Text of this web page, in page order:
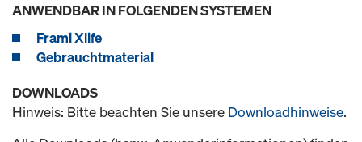
ANWENDBAR IN FOLGENDEN SYSTEMEN
Frami Xlife
Gebrauchtmaterial
DOWNLOADS
Hinweis: Bitte beachten Sie unsere Downloadhinweise.